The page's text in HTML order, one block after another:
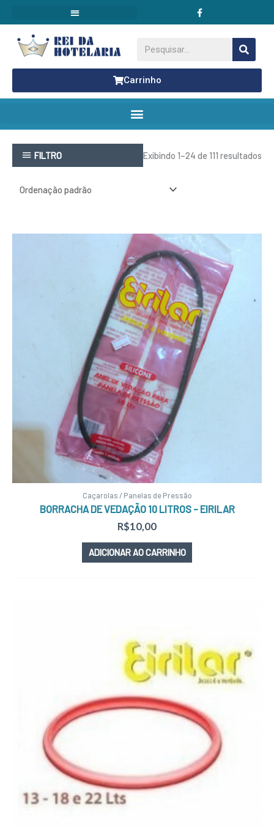
o
conteúdo
a
Carrinho
FILTRO Exibindo 1–24 de 111 resultados
Caçarolas / Panelas de Pressão
BORRACHA DE VEDAÇÃO 10 LITROS – EIRILAR
R$10,00
ADICIONAR AO CARRINHO